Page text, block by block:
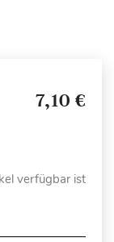
7,10 €
verfügbar ist